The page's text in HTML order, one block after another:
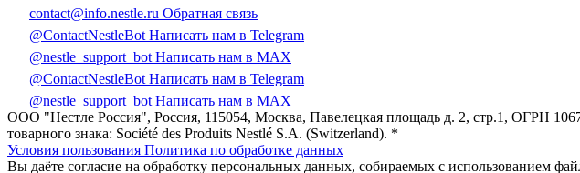
contact@info.nestle.ru Обратная связь
@ContactNestleBot Написать нам в Telegram
@nestle_support_bot Написать нам в MAX
@ContactNestleBot Написать нам в Telegram
@nestle_support_bot Написать нам в MAX
ООО "Нестле Россия", Россия, 115054, Москва, Павелецкая площадь д. 2, стр.1, ОГРН
товарного знака: Société des Produits Nestlé S.A. (Switzerland). *
Условия пользования Политика по обработке данных
Вы даёте согласие на обработку персональных данных, собираемых с использованием